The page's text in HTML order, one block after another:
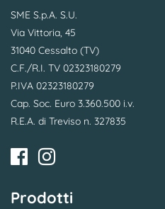
SME S.p.A. S.U.
Via Vittoria, 45
31040 Cessalto (TV)
C.F./R.I. TV 02323180279
P.IVA 02323180279
Cap. Soc. Euro 3.360.500 i.v.
R.E.A. di Treviso n. 327835
Prodotti